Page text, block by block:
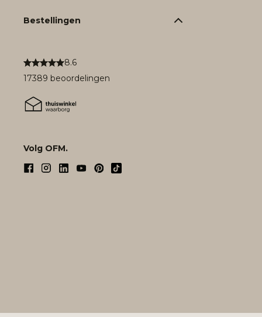
8.6
17389 beoordelingen
Volg OFM.
Bestellingen